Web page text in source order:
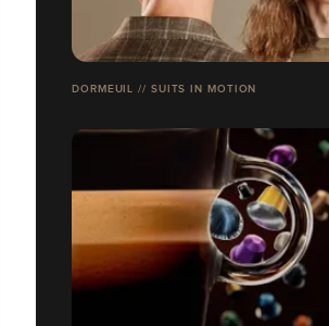
DORMEUIL // SUITS IN MOTION